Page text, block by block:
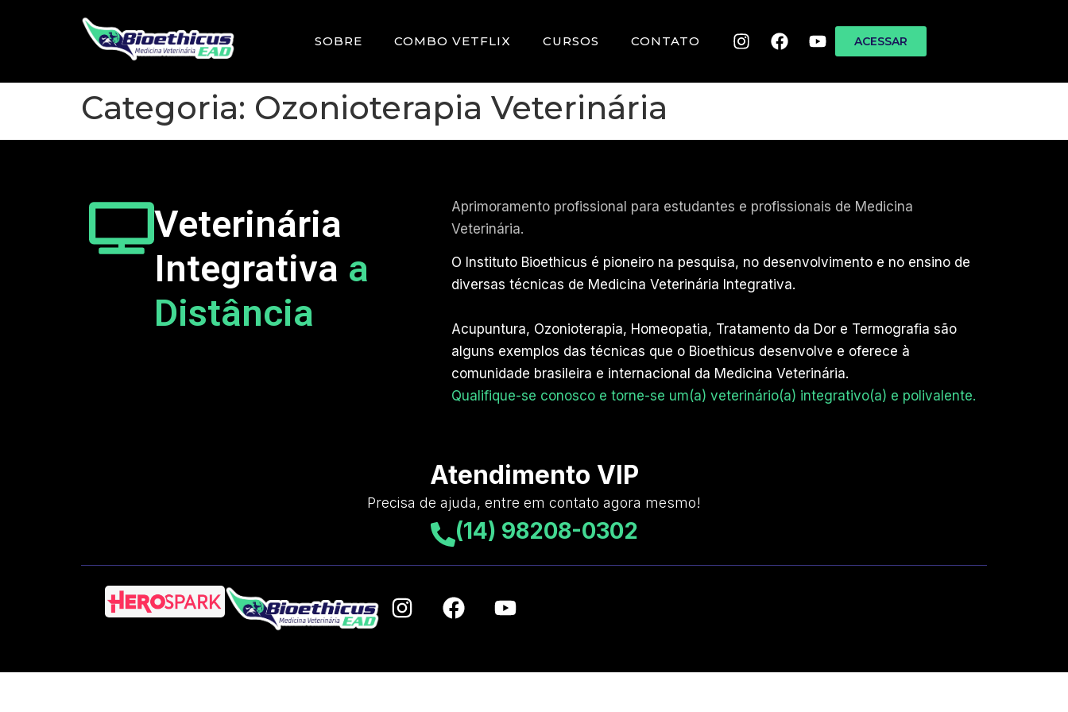
SOBRE COMBO VETFLIX CURSOS CONTATO ACESSAR
Categoria: Ozonioterapia Veterinária
Veterinária
Integrativa a
Distância
Aprimoramento profissional para estudantes e profissionais de Medicina
Veterinária.
O Instituto Bioethicus é pioneiro na pesquisa, no desenvolvimento e no ensino de
diversas técnicas de Medicina Veterinária Integrativa.
Acupuntura, Ozonioterapia, Homeopatia, Tratamento da Dor e Termografia são
alguns exemplos das técnicas que o Bioethicus desenvolve e oferece à
comunidade brasileira e internacional da Medicina Veterinária.
Qualifique-se conosco e torne-se um(a) veterinário(a) integrativo(a) e polivalente.
Atendimento VIP
Precisa de ajuda, entre em contato agora mesmo!
(14) 98208-0302